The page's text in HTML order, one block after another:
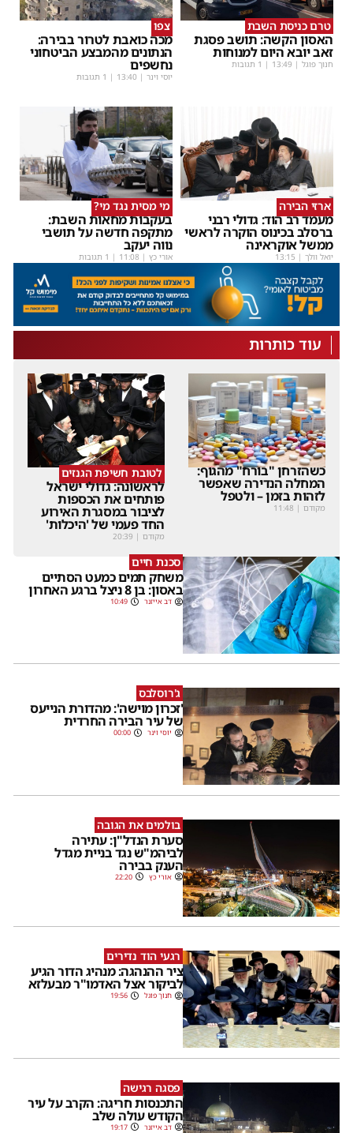
טרם כניסת השבת
האסון הקשה: תושב פסגת
זאב יובא היום למנוחות
חנוך פוגל |
13:49 | 1 תגובות
צפו
מכה כואבת לטרור בבירה:
הנתונים מהמבצע הביטחוני
נחשפים
יוסי וינר |
13:40 | 1 תגובות
ארזי הבירה
מעמד רב הוד: גדולי רבני
ברסלב בכינוס הוקרה לראשי
ממשל אוקראינה
יואל וולך |
13:15
מי מסית נגד מי?
בעקבות מחאות השבת:
מתקפה חדשה על תושבי
נווה יעקב
אורי כץ |
11:08 | 1 תגובות
עוד כותרות
כשהזרחן "בורח" מהגוף:
המחלה הנדירה שאפשר
לזהות בזמן – ולטפל
מקודם |
11:48
לטובת חשיפת הגנזים
לראשונה: גדולי ישראל
פותחים את הכספות
לציבור במסגרת האירוע
החד פעמי של 'היכלות'
מקודם |
20:39
סכנת חיים
משחק תמים כמעט הסתיים
באסון: בן 8 ניצל ברגע האחרון
דב אייזנר 10:49
ג'רוסלבס
'זכרון מוישה': מהדורת הנייעס
של עיר הבירה החרדית
יוסי וינר 00:00
בולמים את הגובה
סערת הנדל"ן: עתירה
לביהמ"ש נגד בניית מגדל
הענק בבירה
אורי כץ 22:20
רגעי הוד נדירים
ציר ההנהגה: מנהיג הדור הגיע
לביקור אצל האדמו"ר מבעלזא
חנוך פוגל 19:56
פסגה רגישה
התכנסות חריגה: הקרב על עיר
הקודש עולה שלב
דב אייזנר 19:17